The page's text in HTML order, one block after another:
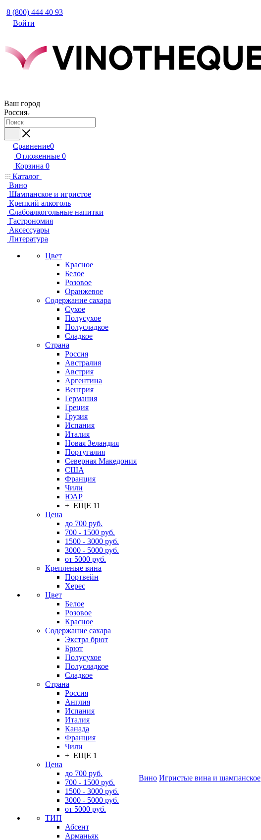
8 (800) 444 40 93
Войти
Ваш город
Россия
Сравнение0
Отложенные 0
Корзина 0
Каталог
Вино
Шампанское и игристое
Крепкий алкоголь
Слабоалкогольные напитки
Гастрономия
Аксессуары
Литература
Цвет
Красное
Белое
Розовое
Оранжевое
Содержание сахара
Сухое
Полусухое
Полусладкое
Сладкое
Страна
Россия
Австралия
Австрия
Аргентина
Венгрия
Германия
Греция
Грузия
Испания
Италия
Новая Зеландия
Португалия
Северная Македония
США
Франция
Чили
ЮАР
+ ЕЩЕ 11
Цена
до 700 руб.
700 - 1500 руб.
1500 - 3000 руб.
3000 - 5000 руб.
от 5000 руб.
Крепленые вина
Портвейн
Херес
Цвет
Белое
Розовое
Красное
Содержание сахара
Экстра брют
Брют
Полусухое
Полусладкое
Сладкое
Страна
Россия
Англия
Испания
Италия
Канада
Франция
Чили
+ ЕЩЕ 1
Цена
до 700 руб.
700 - 1500 руб.
1500 - 3000 руб.
3000 - 5000 руб.
от 5000 руб.
ТИП
Абсент
Арманьяк
Вино Игристые вина и шампанское